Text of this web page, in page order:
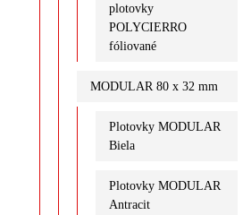
plotovky
POLYCIERRO
fóliované
MODULAR 80 x 32 mm
Plotovky MODULAR
Biela
Plotovky MODULAR
Antracit